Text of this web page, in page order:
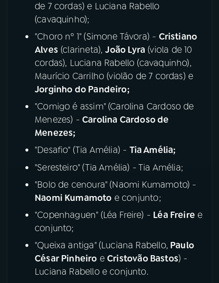
de 7 cordas) e Luciana Rabello
(cavaquinho);
"Choro nº 1" (Simone Távora) - Cristiano
Alves (clarineta),João Lyra (viola de 10
cordas), Luciana Rabello (cavaquinho),
Maurício Carrilho (violão de 7 cordas) e
Jorginho do Pandeiro;
"Comigo é assim" (Carolina Cardoso de
Menezes) - Carolina Cardoso de
Menezes;
"Desafio" (Tia Amélia) - Tia Amélia;
"Seresteiro" (Tia Amélia) - Tia Amélia;
"Bolo de cenoura" (Naomi Kumamoto) -
Naomi Kumamoto e conjunto;
"Copenhaguen" (Léa Freire) - Léa Freire e
conjunto;
"Queixa antiga" (Luciana Rabello, Paulo
César Pinheiro eCristovão Bastos) -
Luciana Rabello e conjunto.